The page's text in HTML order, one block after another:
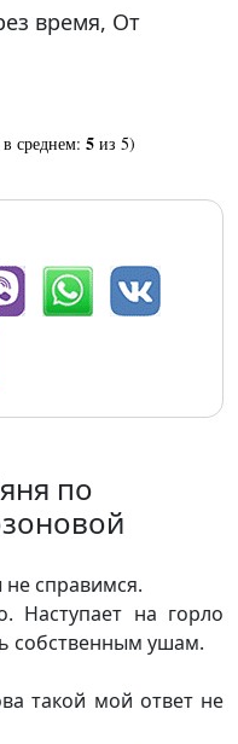
время, От
среднем: 5 из 5)
по
справимся.
Наступает на горло
собственным ушам.
такой мой ответ не